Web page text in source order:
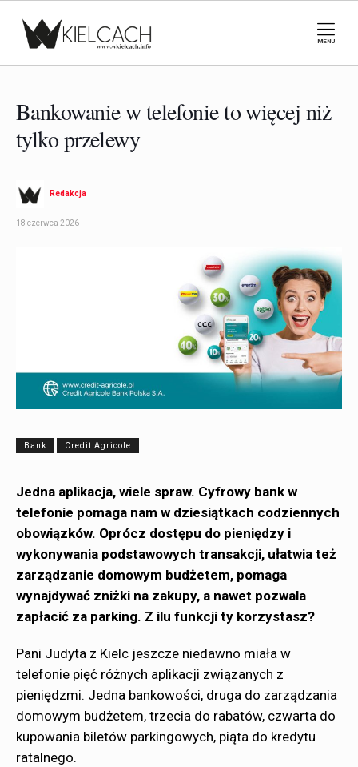
MENU
Bankowanie w telefonie to więcej niż
tylko przelewy
Redakcja
18 czerwca 2026
Bank Credit Agricole
Jedna aplikacja, wiele spraw. Cyfrowy bank w
telefonie pomaga nam w dziesiątkach codziennych
obowiązków. Oprócz dostępu do pieniędzy i
wykonywania podstawowych transakcji, ułatwia też
zarządzanie domowym budżetem, pomaga
wynajdywać zniżki na zakupy, a nawet pozwala
zapłacić za parking. Z ilu funkcji ty korzystasz?
Pani Judyta z Kielc jeszcze niedawno miała w
telefonie pięć różnych aplikacji związanych z
pieniędzmi. Jedna bankowości, druga do zarządzania
domowym budżetem, trzecia do rabatów, czwarta do
kupowania biletów parkingowych, piąta do kredytu
ratalnego.